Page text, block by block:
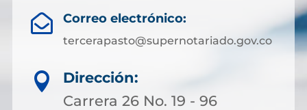
 Correo electrónico:
tercerapasto@supernotariado.gov.co

Dirección:
Carrera 26 No. 19 - 96